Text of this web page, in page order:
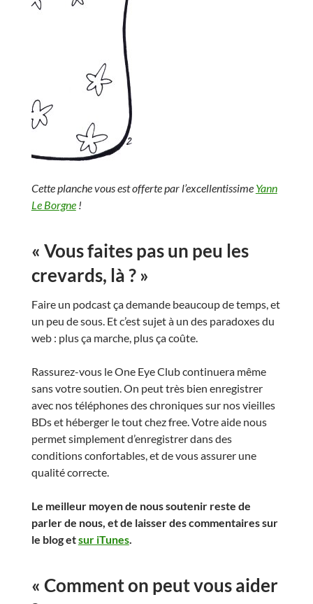
Cette planche vous est offerte par l’excellentissime Yann
Le Borgne!
« Vous faites pas un peu les
crevards, là ? »
Faire un podcast ça demande beaucoup de temps, et
un peu de sous. Et c’est sujet à un des paradoxes du
web : plus ça marche, plus ça coûte.
Rassurez-vous le One Eye Club continuera même
sans votre soutien. On peut très bien enregistrer
avec nos téléphones des chroniques sur nos vieilles
BDs et héberger le tout chez free. Votre aide nous
permet simplement d’enregistrer dans des
conditions confortables, et de vous assurer une
qualité correcte.
Le meilleur moyen de nous soutenir reste de
parler de nous, et de laisser des commentaires sur
le blog etsur iTunes.
« Comment on peut vous aider